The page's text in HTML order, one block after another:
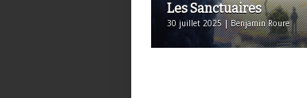
Les Sanctuaires
30 juillet 2025 | Benjamin Roure